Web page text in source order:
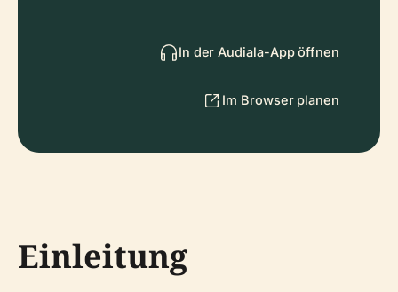
In der Audiala-App öffnen
Im Browser planen
Einleitung